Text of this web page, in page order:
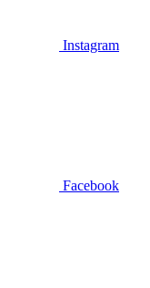
Instagram
Facebook